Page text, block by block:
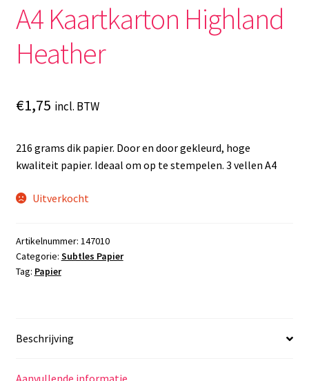
A4 Kaartkarton Highland
Heather
€1,75 incl. BTW
216 grams dik papier. Door en door gekleurd, hoge
kwaliteit papier. Ideaal om op te stempelen. 3 vellen A4
Uitverkocht
Artikelnummer: 147010
Categorie: Subtles Papier
Tag: Papier
Beschrijving